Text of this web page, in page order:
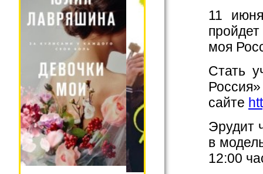
11
моя
Стать
сайте
Эрудит
в
12:00